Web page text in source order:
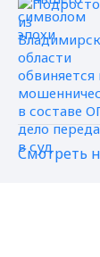
Смотреть